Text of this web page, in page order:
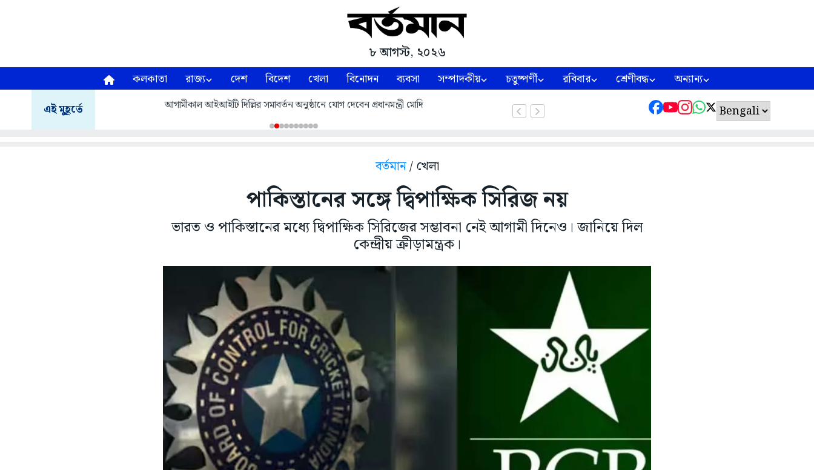
৮ আগস্ট, ২০২৬
কলকাতা রাজ্য দেশ বিদেশ খেলা বিনোদন ব্যবসা সম্পাদকীয় চতুষ্পর্ণী রবিবার শ্রেণীবদ্ধ অন্যান্য
এই মুহূর্তে আগামীকাল আইআইটি দিল্লির সমাবর্তন অনুষ্ঠানে যোগ দেবেন প্রধানমন্ত্রী মোদি
বর্তমান/ খেলা
পাকিস্তানের সঙ্গে দ্বিপাক্ষিক সিরিজ নয়
ভারত ও পাকিস্তানের মধ্যে দ্বিপাক্ষিক সিরিজের সম্ভাবনা নেই আগামী দিনেও। জানিয়ে দিল
কেন্দ্রীয় ক্রীড়ামন্ত্রক।